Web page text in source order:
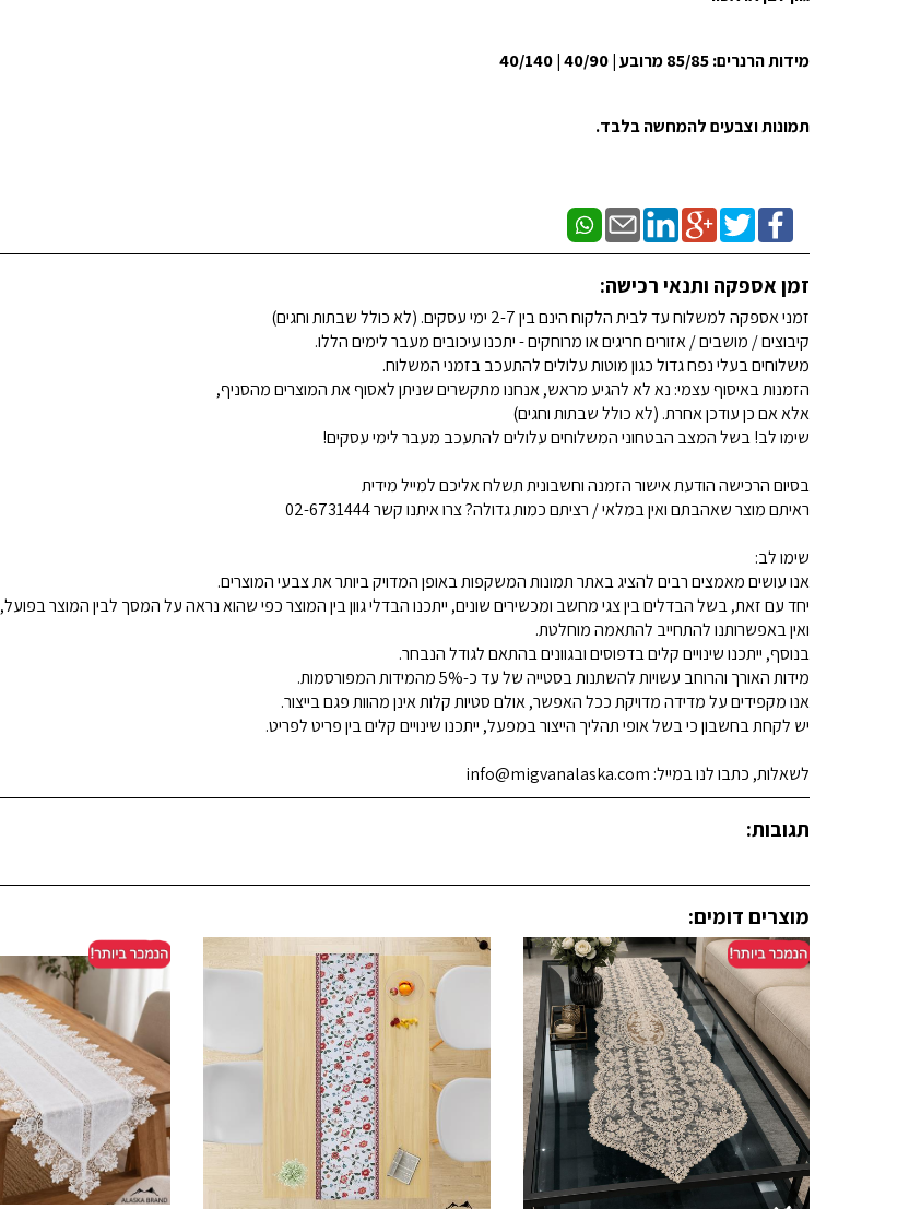
מידות הרנרים: 85/85 מרובע | 40/90 | 40/140
תמונות וצבעים להמחשה בלבד.
זמן אספקה ותנאי רכישה:
זמני אספקה למשלוח עד לבית הלקוח הינם בין 2-7 ימי עסקים. (לא כולל שבתות וחגים)
קיבוצים / מושבים / אזורים חריגים או מרוחקים - יתכנו עיכובים מעבר לימים הללו.
משלוחים בעלי נפח גדול כגון מוטות עלולים להתעכב בזמני המשלוח.
הזמנות באיסוף עצמי: נא לא להגיע מראש, אנחנו מתקשרים שניתן לאסוף את המוצרים מהסניף,
אלא אם כן עודכן אחרת. (לא כולל שבתות וחגים)
שימו לב! בשל המצב הבטחוני המשלוחים עלולים להתעכב מעבר לימי עסקים!
בסיום הרכישה הודעת אישור הזמנה וחשבונית תשלח אליכם למייל מידית
ראיתם מוצר שאהבתם ואין במלאי / רציתם כמות גדולה? צרו איתנו קשר 02-6731444
שימו לב:
אנו עושים מאמצים רבים להציג באתר תמונות המשקפות באופן המדויק ביותר את צבעי המוצרים.
יחד עם זאת, בשל הבדלים בין צגי מחשב ומכשירים שונים, ייתכנו הבדלי גוון בין המוצר כפי שהוא נראה על המסך לבין המוצר בפועל,
ואין באפשרותנו להתחייב להתאמה מוחלטת.
בנוסף, ייתכנו שינויים קלים בדפוסים ובגוונים בהתאם לגודל הנבחר.
מידות האורך והרוחב עשויות להשתנות בסטייה של עד כ-5% מהמידות המפורסמות.
אנו מקפידים על מדידה מדויקת ככל האפשר, אולם סטיות קלות אינן מהוות פגם בייצור.
יש לקחת בחשבון כי בשל אופי תהליך הייצור במפעל, ייתכנו שינויים קלים בין פריט לפריט.
לשאלות, כתבו לנו במייל: info@migvanalaska.com
תגובות:
מוצרים דומים: